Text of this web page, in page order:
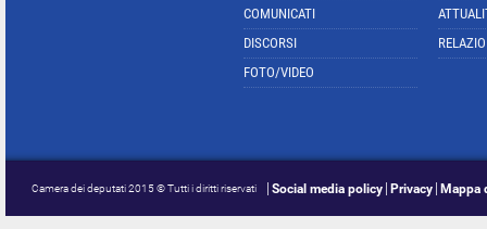
COMUNICATI
DISCORSI
FOTO/VIDEO
Camera dei deputati 2015 © Tutti i diritti riservati Social media policy Privacy Mappa